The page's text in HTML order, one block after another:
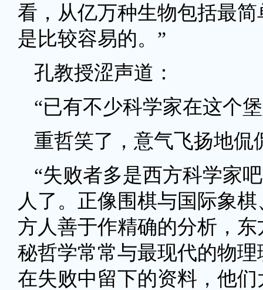
看，从亿万种生物包括最
是比较容易的。”
孔教授涩声道：
“已有不少科学家在这个
重哲笑了，意气飞扬地侃
“失败者多是西方科学家
人了。正像围棋与国际象
方人善于作精确的分析，
秘哲学常常与最现代的物
在失败中留下的资料，他